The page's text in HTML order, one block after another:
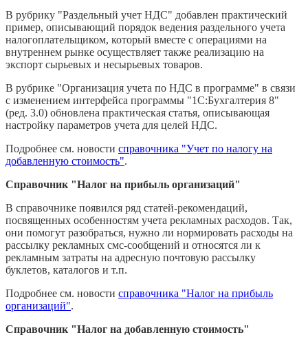
В рубрику "Раздельный учет НДС" добавлен практический
пример, описывающий порядок ведения раздельного учета
налогоплательщиком, который вместе с операциями на
внутреннем рынке осуществляет также реализацию на
экспорт сырьевых и несырьевых товаров.
В рубрике "Организация учета по НДС в программе" в связи
с изменением интерфейса программы "1С:Бухгалтерия 8"
(ред. 3.0) обновлена практическая статья, описывающая
настройку параметров учета для целей НДС.
Подробнее см. новости справочника "Учет по налогу на
добавленную стоимость".
Справочник "Налог на прибыль организаций"
В справочнике появился ряд статей-рекомендаций,
посвященных особенностям учета рекламных расходов. Так,
они помогут разобраться, нужно ли нормировать расходы на
рассылку рекламных смс-сообщений и относятся ли к
рекламным затраты на адресную почтовую рассылку
буклетов, каталогов и т.п.
Подробнее см. новости справочника "Налог на прибыль
организаций".
Справочник "Налог на добавленную стоимость"